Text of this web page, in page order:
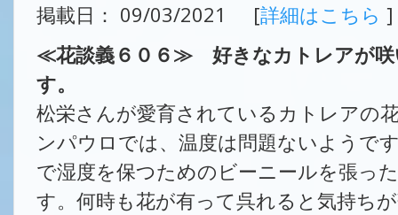
掲載日： 09/03/2021 [詳細はこちら ]
≪花談義６０６≫ 好きなカトレアが
す。
松栄さんが愛育されているカトレアの
ンパウロでは、温度は問題ないようで
で湿度を保つためのビーニールを張っ
す。何時も花が有って呉れると気持ち